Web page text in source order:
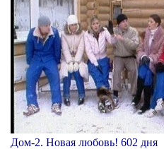
Дом-2. Новая любовь! 602 дня